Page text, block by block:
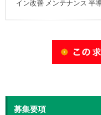
イン改善 メンテナンス 半
募集要項